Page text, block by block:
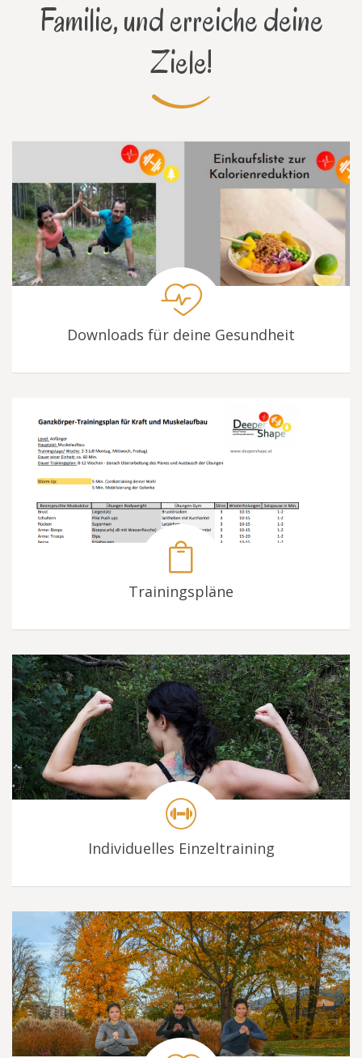
Familie, und erreiche deine
Ziele!
Downloads für deine Gesundheit
Trainingspläne
Individuelles Einzeltraining